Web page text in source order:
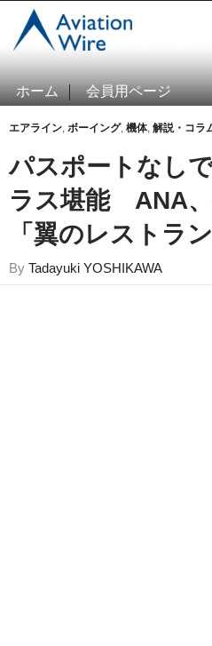
ホーム 会員用ページ
エアライン, ボーイング, 機体, 解説・コラ
パスポートなし
ラス堪能 ANA
「翼のレストラ
By Tadayuki YOSHIKAWA